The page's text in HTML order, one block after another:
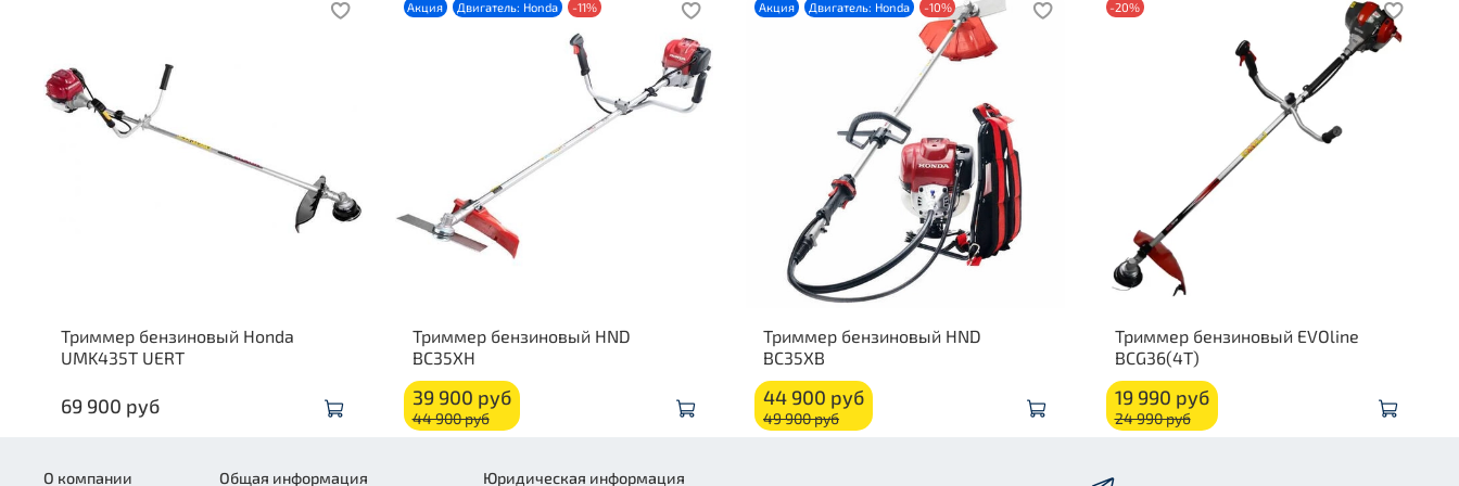
Триммер бензиновый Honda
UMK435T UERT
69 900 руб
Акция Двигатель: Honda -11%
Триммер бензиновый HND
BC35XH
39 900 руб
44 900 руб
Акция Двигатель: Honda -10%
Триммер бензиновый HND
BC35XB
44 900 руб
49 900 руб
-20%
Триммер бензиновый EVOline
BCG36(4T)
19 990 руб
24 990 руб
О компании Общая информация Юридическая информация